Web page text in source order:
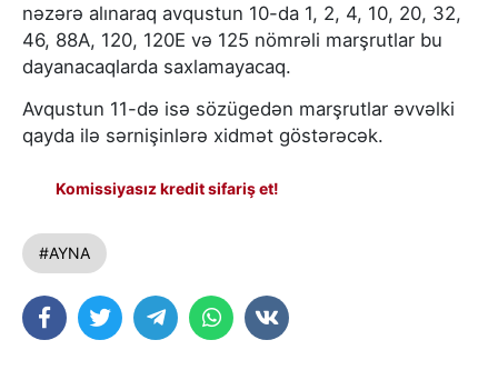
nəzərə alınaraq avqustun 10-da 1, 2, 4, 10, 20, 32,
46, 88A, 120, 120E və 125 nömrəli marşrutlar bu
dayanacaqlarda saxlamayacaq.
Avqustun 11-də isə sözügedən marşrutlar əvvəlki
qayda ilə sərnişinlərə xidmət göstərəcək.
Komissiyasız kredit sifariş et!
#AYNA